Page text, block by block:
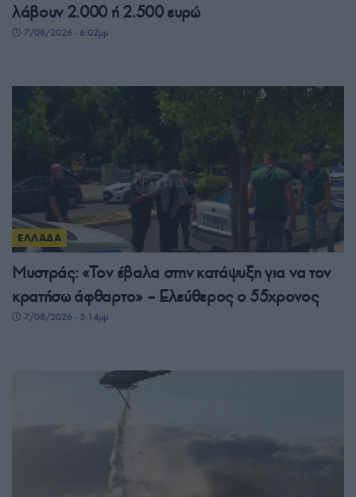
λάβουν 2.000 ή 2.500 ευρώ
7/08/2026 - 6:02μμ
ΕΛΛΑΔΑ
Μυστράς: «Τον έβαλα στην κατάψυξη για να τον
κρατήσω άφθαρτο» – Ελεύθερος ο 55χρονος
7/08/2026 - 5:14μμ